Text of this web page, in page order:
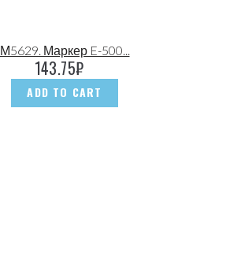
М5629. Маркер E-500...
143.75₽
ADD TO CART